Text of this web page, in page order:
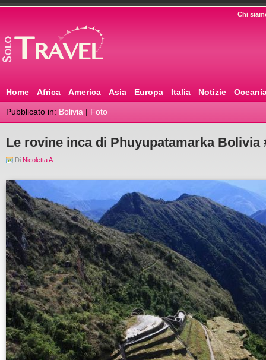
Chi
Home Africa America Asia Europa Italia Notizie
Pubblicato in: Bolivia | Foto
Le rovine inca di Phuyupatamarka Bolivia
Di Nicoletta A.